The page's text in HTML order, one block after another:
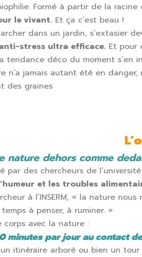
Formé à partir de la
le vivant. Et ça c’est beau !
dans un jardin,
stress ultra efficace. Et pour
tendance déco du moment
n’a jamais autant été en
des graines
nature dehors comme
des chercheurs de
et les troubles
à l’INSERM, « la nature
à penser, à ruminer. »
avec la nature :
minutes par jour au contact
itinéraire arboré ou bien un